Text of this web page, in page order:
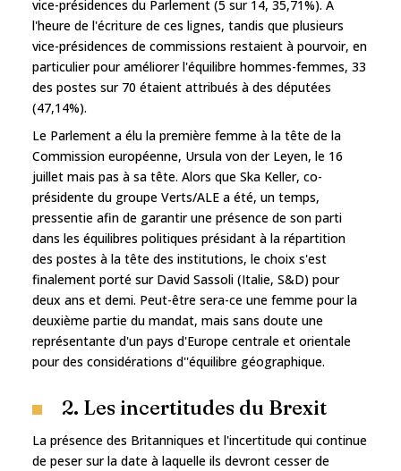
vice-présidences du Parlement (5 sur 14, 35,71%). A
l'heure de l'écriture de ces lignes, tandis que plusieurs
vice-présidences de commissions restaient à pourvoir, en
particulier pour améliorer l'équilibre hommes-femmes, 33
des postes sur 70 étaient attribués à des députées
(47,14%).
Le Parlement a élu la première femme à la tête de la
Commission européenne, Ursula von der Leyen, le 16
juillet mais pas à sa tête. Alors que Ska Keller, co-
présidente du groupe Verts/ALE a été, un temps,
pressentie afin de garantir une présence de son parti
dans les équilibres politiques présidant à la répartition
des postes à la tête des institutions, le choix s'est
finalement porté sur David Sassoli (Italie, S&D) pour
deux ans et demi. Peut-être sera-ce une femme pour la
deuxième partie du mandat, mais sans doute une
représentante d'un pays d'Europe centrale et orientale
pour des considérations d''équilibre géographique.
2. Les incertitudes du Brexit
La présence des Britanniques et l'incertitude qui continue
de peser sur la date à laquelle ils devront cesser de